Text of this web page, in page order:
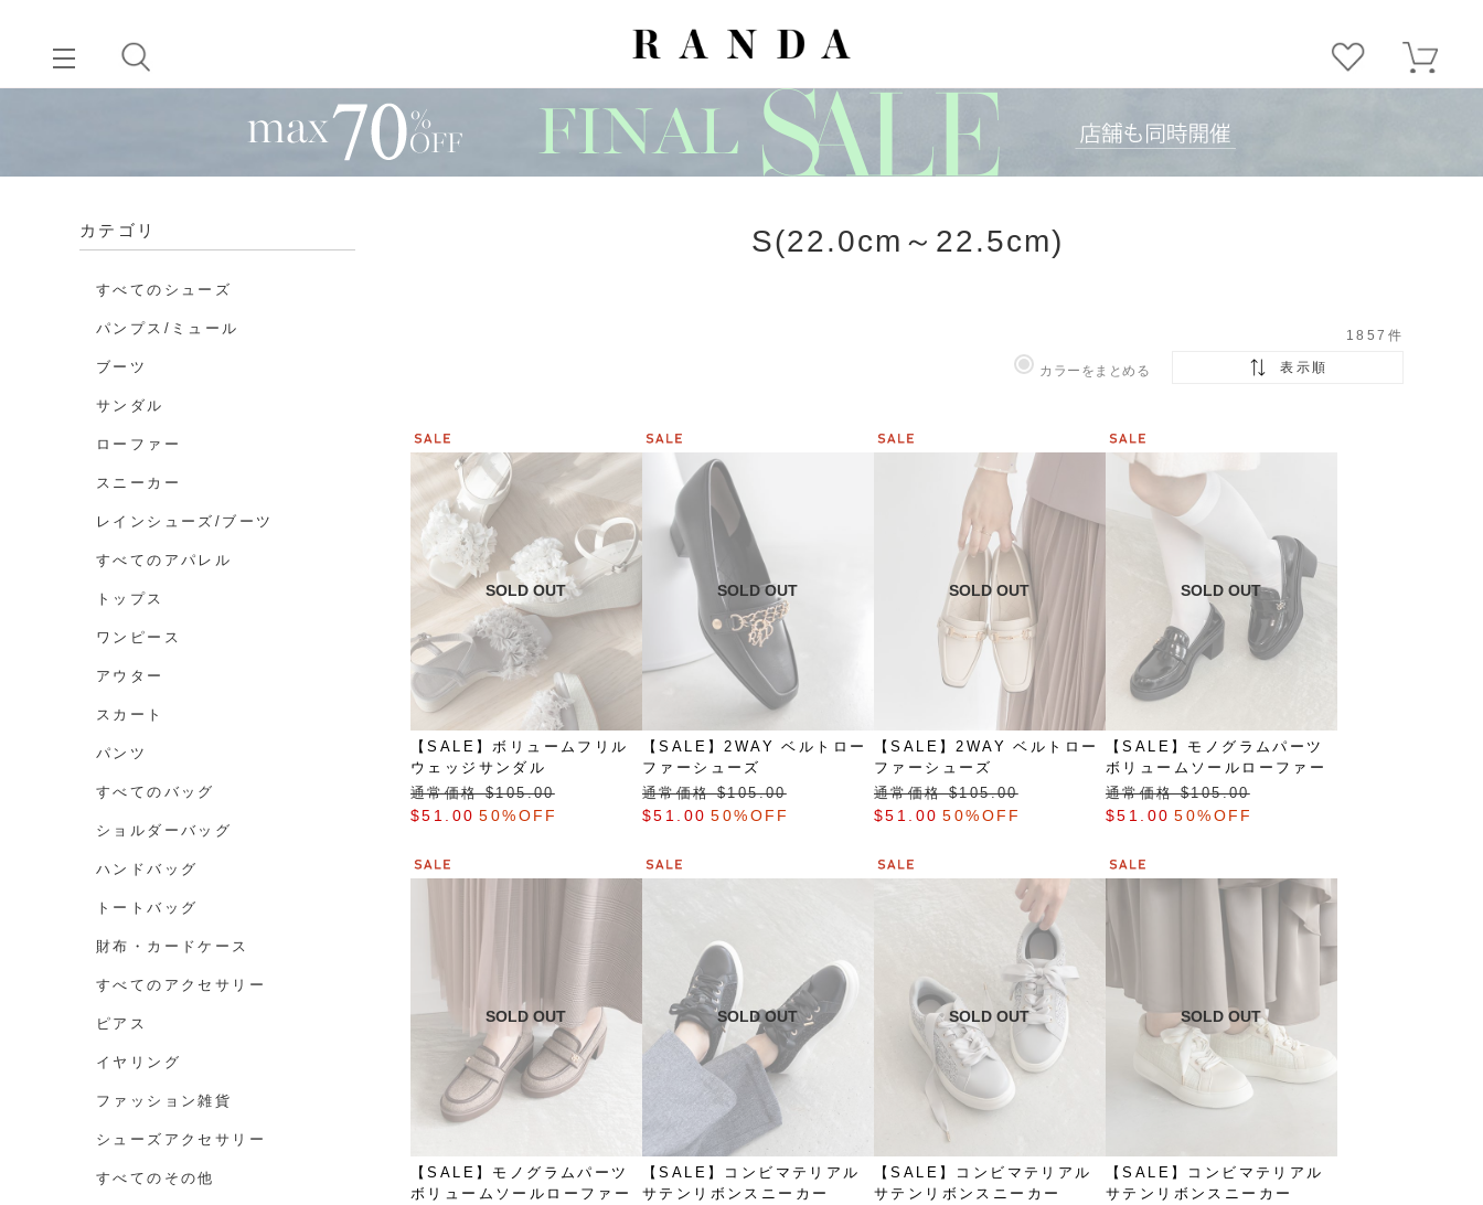
S(22.0cm～22.5cm)
1857 件
表示順
カラーをまとめる
【SALE】ボリュームフリル
ウェッジサンダル
通常価格 $‌105.00
$‌51.00 50%OFF
【SALE】2WAY ベルトロー
ファーシューズ
通常価格 $‌105.00
$‌51.00 50%OFF
【SALE】2WAY ベルトロー
ファーシューズ
通常価格 $‌105.00
$‌51.00 50%OFF
【SALE】モノグラムパーツ
ボリュームソールローファー
通常価格 $‌105.00
$‌51.00 50%OFF
【SALE】モノグラムパーツ
ボリュームソールローファー
【SALE】コンビマテリアル
サテンリボンスニーカー
【SALE】コンビマテリアル
サテンリボンスニーカー
【SALE】コンビマテリアル
サテンリボンスニーカー
カテゴリ
すべてのシューズ
パンプス/ミュール
ブーツ
サンダル
ローファー
スニーカー
レインシューズ/ブーツ
すべてのアパレル
トップス
ワンピース
アウター
スカート
パンツ
すべてのバッグ
ショルダーバッグ
ハンドバッグ
トートバッグ
財布・カードケース
すべてのアクセサリー
ピアス
イヤリング
ファッション雑貨
シューズアクセサリー
すべてのその他